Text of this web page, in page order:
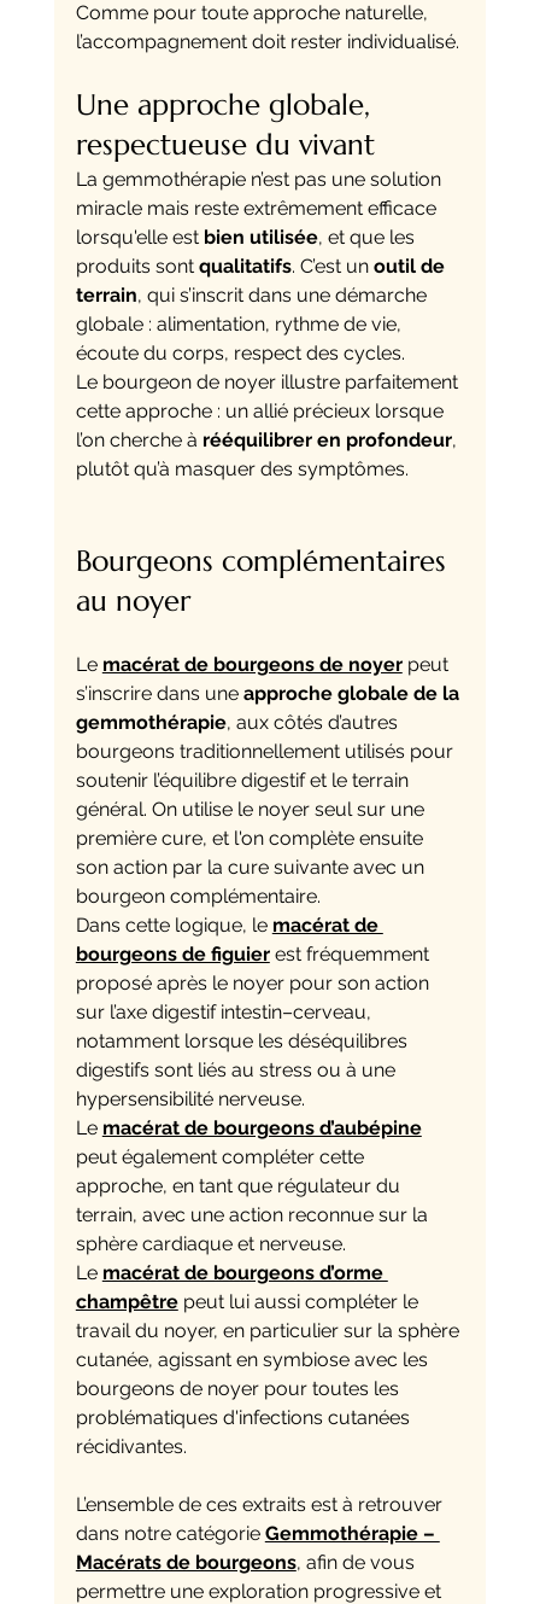
Comme pour toute approche naturelle,
l’accompagnement doit rester individualisé.
Une approche globale,
respectueuse du vivant
La gemmothérapie n’est pas une solution
miracle mais reste extrêmement efficace
lorsqu'elle est bien utilisée, et que les
produits sont qualitatifs. C’est un outil de
terrain, qui s’inscrit dans une démarche
globale : alimentation, rythme de vie,
écoute du corps, respect des cycles.
Le bourgeon de noyer illustre parfaitement
cette approche : un allié précieux lorsque
l’on cherche à rééquilibrer en profondeur,
plutôt qu’à masquer des symptômes.
Bourgeons complémentaires
au noyer
Le macérat de bourgeons de noyer peut
s’inscrire dans une approche globale de la
gemmothérapie, aux côtés d’autres
bourgeons traditionnellement utilisés pour
soutenir l’équilibre digestif et le terrain
général. On utilise le noyer seul sur une
première cure, et l'on complète ensuite
son action par la cure suivante avec un
bourgeon complémentaire.
Dans cette logique, le macérat de
bourgeons de figuier est fréquemment
proposé après le noyer pour son action
sur l’axe digestif intestin–cerveau,
notamment lorsque les déséquilibres
digestifs sont liés au stress ou à une
hypersensibilité nerveuse.
Le macérat de bourgeons d’aubépine
peut également compléter cette
approche, en tant que régulateur du
terrain, avec une action reconnue sur la
sphère cardiaque et nerveuse.
Le macérat de bourgeons d’orme
champêtre peut lui aussi compléter le
travail du noyer, en particulier sur la sphère
cutanée, agissant en symbiose avec les
bourgeons de noyer pour toutes les
problématiques d'infections cutanées
récidivantes.
L’ensemble de ces extraits est à retrouver
dans notre catégorie Gemmothérapie –
Macérats de bourgeons, afin de vous
permettre une exploration progressive et